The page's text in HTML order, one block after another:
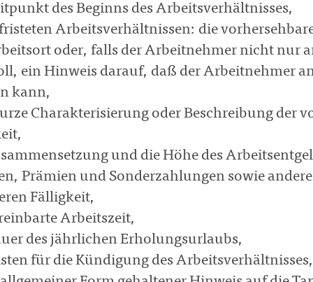
des Beginns des Arbeitsverhältnisses,
Arbeitsverhältnissen: die
oder, falls der Arbeitnehmer nicht nur
ein Hinweis darauf, daß der Arbeitnehmer
kann,
Charakterisierung oder Beschreibung der
und die Höhe des
Prämien und Sonderzahlungen sowie
Fälligkeit,
Arbeitszeit,
des jährlichen Erholungsurlaubs,
für die Kündigung des Arbeitsverhältnisses,